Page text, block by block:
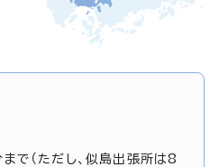
（ただし、似島出張所は8